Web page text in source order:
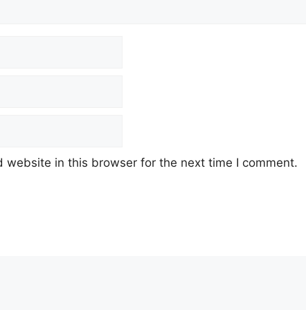
website in this browser for the next time I comment.